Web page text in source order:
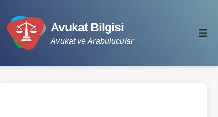
Avukat Bilgisi
Avukat ve Arabulucular